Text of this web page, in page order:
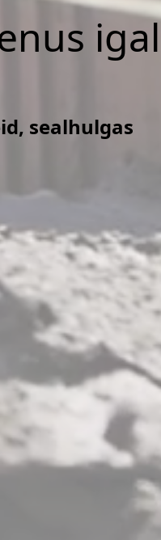
igal
sealhulgas